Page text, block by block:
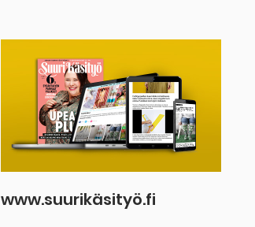
www.suurikäsityö.fi